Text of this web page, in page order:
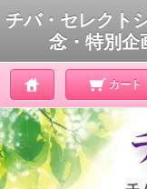
チバ・セレクト
念・特別企
カート